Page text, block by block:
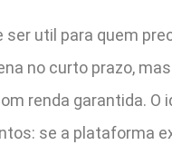
ser util para quem
no curto prazo,
renda garantida. O
se a plataforma